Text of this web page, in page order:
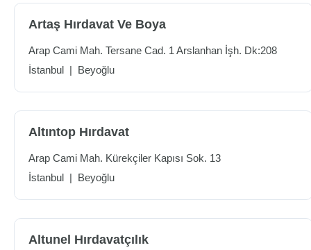
Artaş Hırdavat Ve Boya
Arap Cami Mah. Tersane Cad. 1 Arslanhan İşh. Dk:208
İstanbul | Beyoğlu
Altıntop Hırdavat
Arap Cami Mah. Kürekçiler Kapısı Sok. 13
İstanbul | Beyoğlu
Altunel Hırdavatçılık